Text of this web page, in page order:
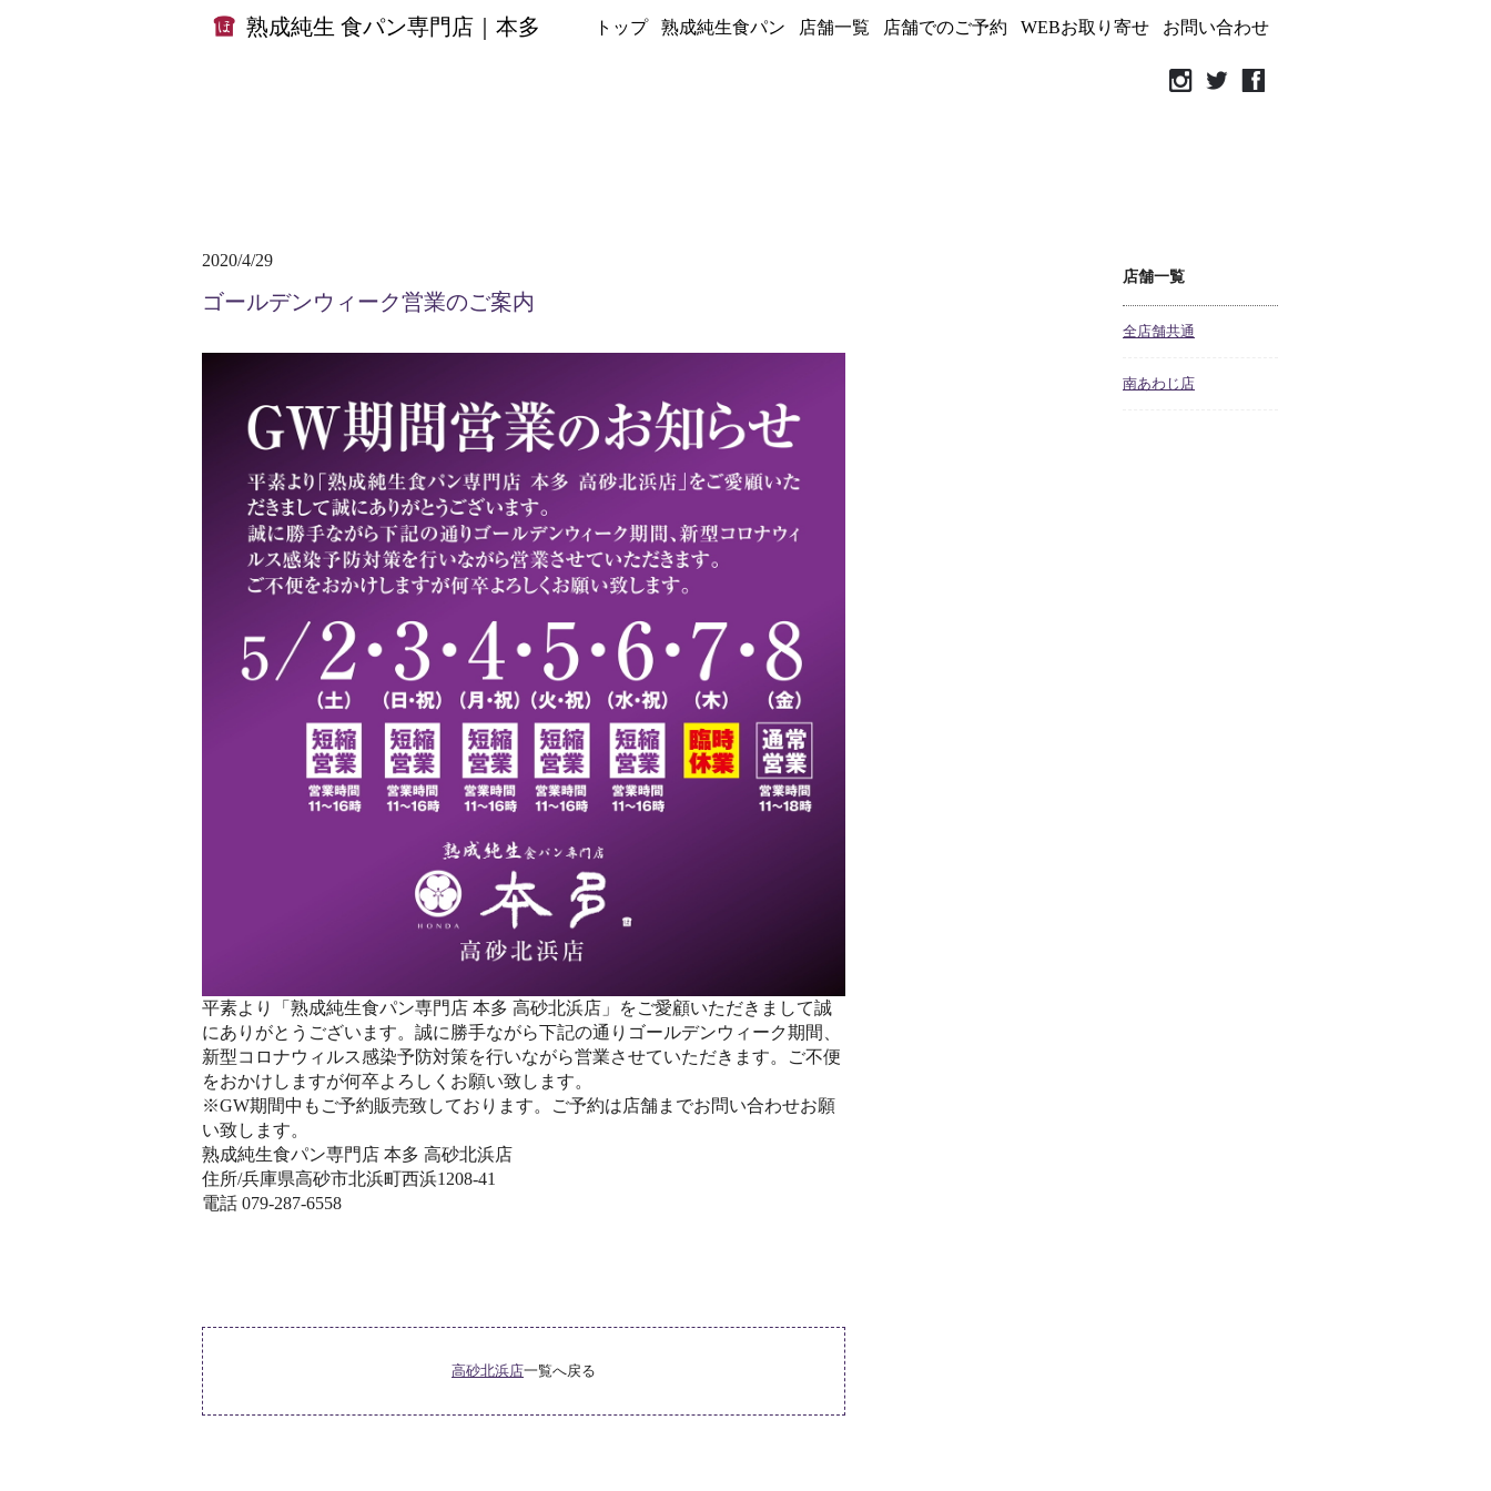
熟成純生 食パン専門店｜本多 トップ 熟成純生食パン 店舗一覧 店舗でのご予約 WEBお取り寄せ お問い合わせ
2020/4/29
ゴールデンウィーク営業のご案内
平素より「熟成純生食パン専門店 本多 高砂北浜店」をご愛顧いただきまして誠
にありがとうございます。誠に勝手ながら下記の通りゴールデンウィーク期間、
新型コロナウィルス感染予防対策を行いながら営業させていただきます。ご不便
をおかけしますが何卒よろしくお願い致します。
※GW期間中もご予約販売致しております。ご予約は店舗までお問い合わせお願
い致します。
熟成純生食パン専門店 本多 高砂北浜店
住所/‪兵庫県高砂市北浜町西浜1208-41
電話 ‪079-287-6558
高砂北浜店一覧へ戻る
店舗一覧
全店舗共通
南あわじ店